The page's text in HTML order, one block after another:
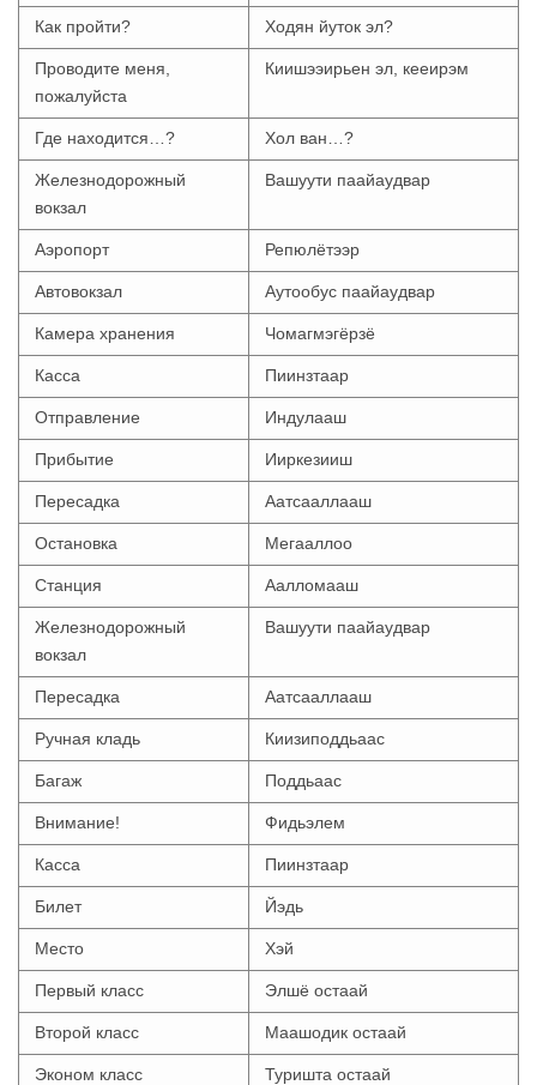
Как пройти? Ходян йуток эл?
Проводите меня,
пожалуйста
Киишээирьен эл, кееирэм
Где находится…? Хол ван…?
Железнодорожный
вокзал
Вашуути паайаудвар
Аэропорт Репюлётээр
Автовокзал Аутообус паайаудвар
Камера хранения Чомагмэгёрзё
Касса Пиинзтаар
Отправление Индулааш
Прибытие Ииркезииш
Пересадка Аатсааллааш
Остановка Мегааллоо
Станция Аалломааш
Железнодорожный
вокзал
Вашуути паайаудвар
Пересадка Аатсааллааш
Ручная кладь Киизиподдьаас
Багаж Поддьаас
Внимание! Фидьэлем
Касса Пиинзтаар
Билет Йэдь
Место Хэй
Первый класс Элшё остаай
Второй класс Маашодик остаай
Эконом класс Туришта остаай